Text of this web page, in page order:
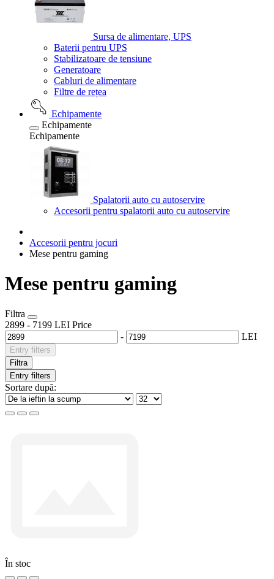
Sursa de alimentare, UPS
Baterii pentru UPS
Stabilizatoare de tensiune
Generatoare
Cabluri de alimentare
Filtre de rețea
Echipamente
Echipamente
Echipamente
Spalatorii auto cu autoservire
Accesorii pentru spalatorii auto cu autoservire
Accesorii pentru jocuri
Mese pentru gaming
Mese pentru gaming
Filtra
2899 - 7199 LEI Price
-
LEI
Entry filters
Filtra
Entry filters
Sortare după:
În stoc